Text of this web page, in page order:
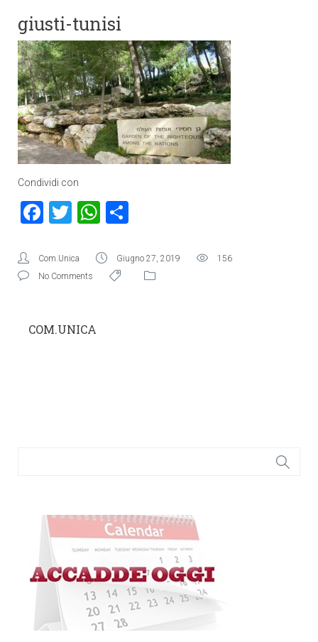
giusti-tunisi
Condividi con
Facebook
TwitterWhatsApp
Com.Unica Giugno 27, 2019
156
No Comments
COM.UNICA